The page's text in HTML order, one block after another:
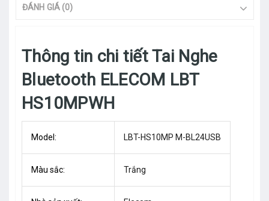
ĐÁNH GIÁ (0)
Thông tin chi tiết Tai Nghe
Bluetooth ELECOM LBT
HS10MPWH
Model: LBT-HS10MP M-BL24USB
Màu sắc: Trắng